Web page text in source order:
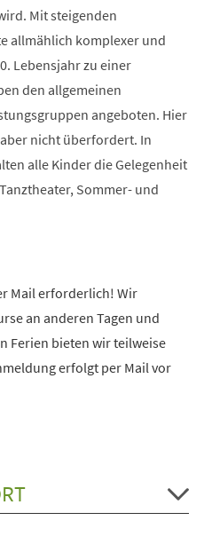
Mit steigenden
allmählich komplexer und
Lebensjahr zu einer
den allgemeinen
angeboten. Hier
nicht überfordert. In
alle Kinder die Gelegenheit
Sommer- und
Mail erforderlich! Wir
an anderen Tagen und
Ferien bieten wir teilweise
erfolgt per Mail vor